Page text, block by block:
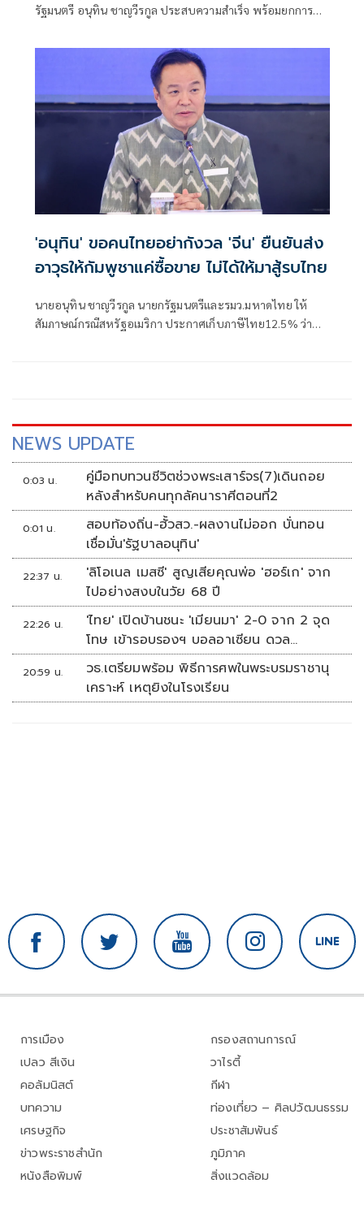
รัฐมนตรี อนุทิน ชาญวีรกูล ประสบความสำเร็จ พร้อมยกการขับ
'อนุทิน' ขอคนไทยอย่ากังวล 'จีน' ยืนยันส่ง
อาวุธให้กัมพูชาแค่ซื้อขาย ไม่ได้ให้มาสู้รบไทย
นายอนุทิน ชาญวีรกูล นายกรัฐมนตรีและรมว.มหาดไทย ให้
สัมภาษณ์กรณีสหรัฐอเมริกา ประกาศเก็บภาษีไทย12.5% ว่า
NEWS UPDATE
0:03 น.
คู่มือทบทวนชีวิตช่วงพระเสาร์จร(7)เดินถอย
หลังสำหรับคนทุกลัคนาราศีตอนที่2
0:01 น.
สอบท้องถิ่น-ฮั้วสว.-ผลงานไม่ออก บั่นทอน
เชื่อมั่น'รัฐบาลอนุทิน'
22:37 น.
'ลิโอเนล เมสซี' สูญเสียคุณพ่อ 'ฮอร์เก' จาก
ไปอย่างสงบในวัย 68 ปี
22:26 น.
'ไทย' เปิดบ้านชนะ 'เมียนมา' 2-0 จาก 2 จุด
โทษ เข้ารอบรองฯ บอลอาเซียน ดวล
'สิงคโปร์'
20:59 น.
วธ.เตรียมพร้อม พิธีการศพในพระบรมราชานุ
เคราะห์ เหตุยิงในโรงเรียน
การเมือง
เปลว สีเงิน
คอลัมนิสต์
บทความ
เศรษฐกิจ
ข่าวพระราชสำนัก
หนังสือพิมพ์
กรองสถานการณ์
วาไรตี้
กีฬา
ท่องเที่ยว – ศิลปวัฒนธรรม
ประชาสัมพันธ์
ภูมิภาค
สิ่งแวดล้อม